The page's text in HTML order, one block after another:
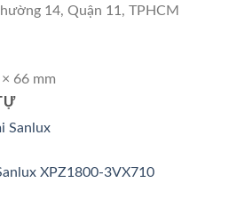
14, Quận 11, TPHCM
66 mm
XPZ1800-3VX710